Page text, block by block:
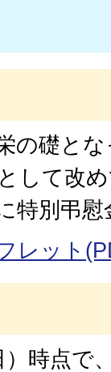
の礎と
して改
特別弔
レット
時点で